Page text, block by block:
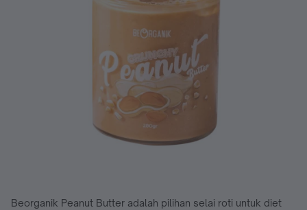
Beorganik Peanut Butter adalah pilihan selai roti untuk diet